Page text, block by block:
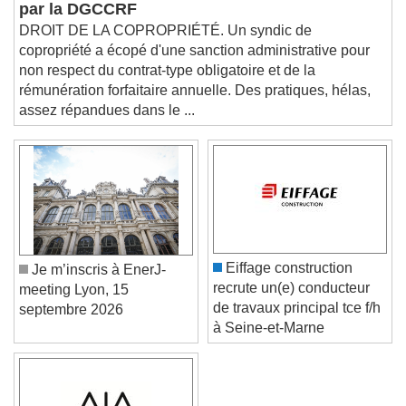
This is a modal window.
Beginning of dialog window. Escape will cancel
and close the window.
Text
Text Background
Color Opacity
Caption Area Background
Color
Font Size
Text Edge Style
par la DGCCRF
DROIT DE LA COPROPRIÉTÉ. Un syndic de
copropriété a écopé d'une sanction administrative pour
non respect du contrat-type obligatoire et de la
rémunération forfaitaire annuelle. Des pratiques, hélas,
assez répandues dans le ...
Je m’inscris à EnerJ-
meeting Lyon, 15
Eiffage construction
recrute un(e) conducteur
de travaux principal tce f/h
à Seine-et-Marne